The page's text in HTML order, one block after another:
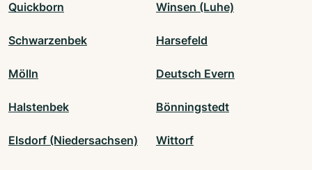
Quickborn Winsen (Luhe)
Schwarzenbek Harsefeld
Mölln Deutsch Evern
Halstenbek Bönningstedt
Elsdorf (Niedersachsen) Wittorf